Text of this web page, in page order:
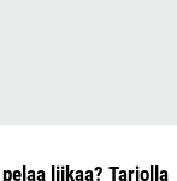
liikaa? Tarjolla